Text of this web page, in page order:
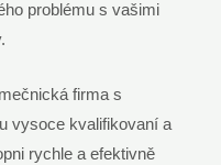
problému s vašimi‌
‌firma s
vysoce kvalifikovaní a
rychle a ⁢efektivně